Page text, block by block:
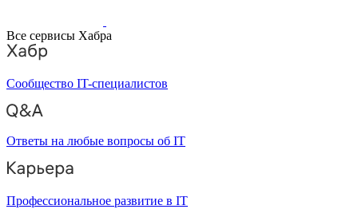
Все сервисы Хабра
Сообщество IT-специалистов
Ответы на любые вопросы об IT
Профессиональное развитие в IT